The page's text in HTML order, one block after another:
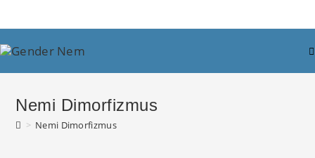
content
Nemi Dimorfizmus
> Nemi Dimorfizmus